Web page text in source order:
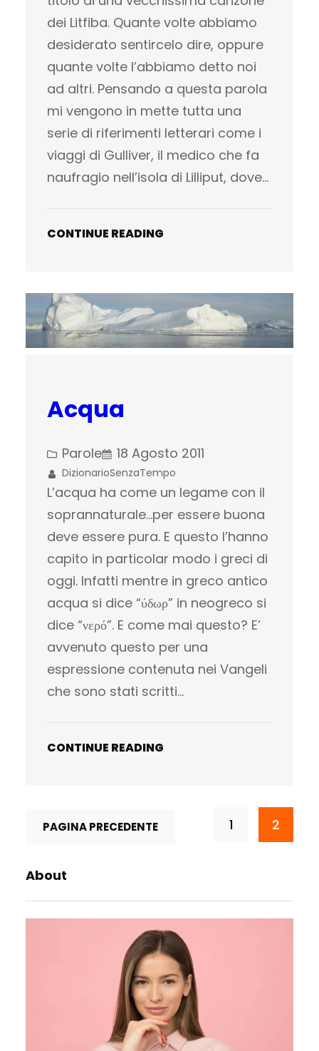
dei Litfiba. Quante volte abbiamo
desiderato sentircelo dire, oppure
quante volte l’abbiamo detto noi
ad altri. Pensando a questa parola
mi vengono in mette tutta una
serie di riferimenti letterari come i
viaggi di Gulliver, il medico che fa
naufragio nell’isola di Lilliput, dove…
CONTINUE READING
Acqua
Parole 18 Agosto 2011
DizionarioSenzaTempo
L’acqua ha come un legame con il
soprannaturale…per essere buona
deve essere pura. E questo l’hanno
capito in particolar modo i greci di
oggi. Infatti mentre in greco antico
acqua si dice “ύδωρ” in neogreco si
dice “νερό”. E come mai questo? E’
avvenuto questo per una
espressione contenuta nei Vangeli
che sono stati scritti…
CONTINUE READING
PAGINA PRECEDENTE 1 2
About